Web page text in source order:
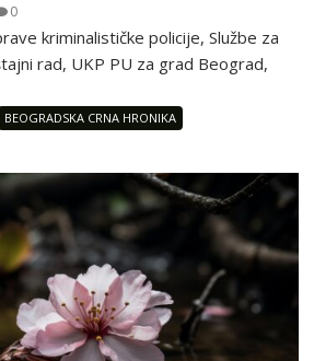
0
kriminalističke policije, Službe za
rad, UKP PU za grad Beograd,
BEOGRADSKA CRNA HRONIKA